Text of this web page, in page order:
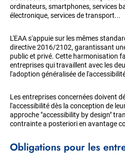
ordinateurs, smartphones, services
électronique, services de transport...
L'EAA s'appuie sur les mêmes
directive 2016/2102, garantissant
public et privé. Cette harmonisation
entreprises qui travaillent avec les
l'adoption généralisée de
Les entreprises concernées doivent
l'accessibilité dès la conception de
approche "accessibility by design"
contrainte a posteriori en avantage
Obligations pour les